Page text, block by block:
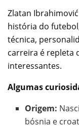
Zlatan
história do
técnica,
carreira é repleta
interessantes.
Algumas
Origem:
bósnia e